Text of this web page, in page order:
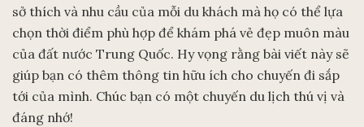
sở thích và nhu cầu của mỗi du khách mà họ có thể lựa
chọn thời điểm phù hợp để khám phá vẻ đẹp muôn màu
của đất nước Trung Quốc. Hy vọng rằng bài viết này sẽ
giúp bạn có thêm thông tin hữu ích cho chuyến đi sắp
tới của mình. Chúc bạn có một chuyến du lịch thú vị và
đáng nhớ!